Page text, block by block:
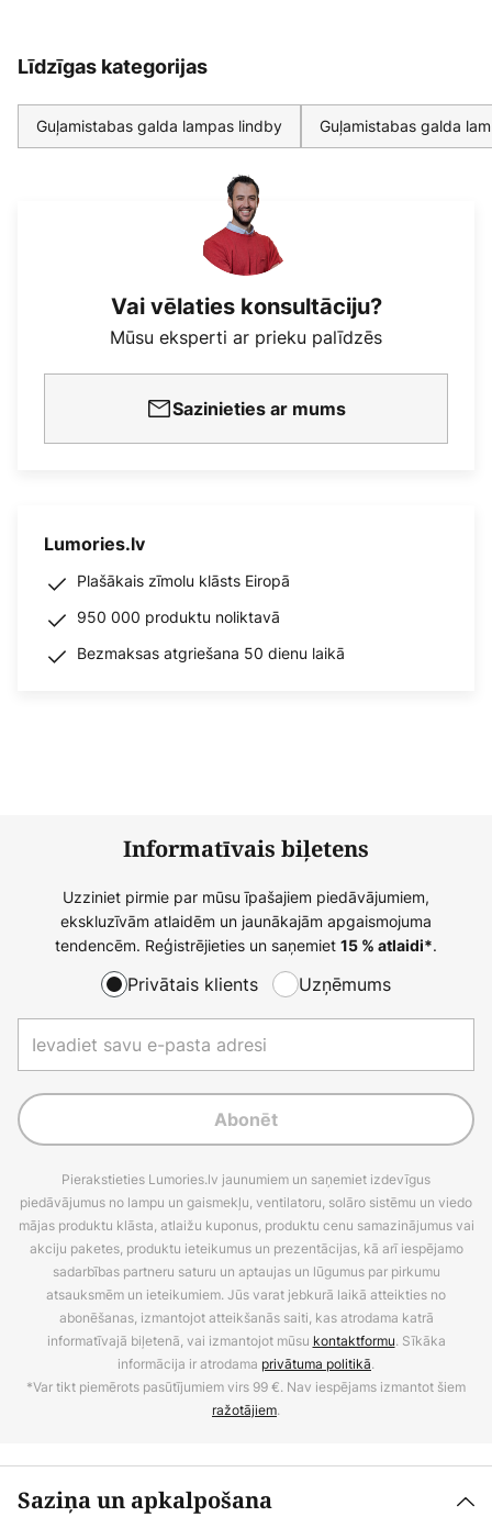
Līdzīgas kategorijas
Guļamistabas galda lampas lindby Guļamistabas galda
Vai vēlaties konsultāciju?
Mūsu eksperti ar prieku palīdzēs
Sazinieties ar mums
Lumories.lv
Plašākais zīmolu klāsts Eiropā
950 000 produktu noliktavā
Bezmaksas atgriešana 50 dienu laikā
Informatīvais biļetens
Uzziniet pirmie par mūsu īpašajiem piedāvājumiem,
ekskluzīvām atlaidēm un jaunākajām apgaismojuma
tendencēm. Reģistrējieties un saņemiet 15 % atlaidi*.
Privātais klients Uzņēmums
Abonēt
Pierakstieties Lumories.lv jaunumiem un saņemiet izdevīgus
piedāvājumus no lampu un gaismekļu, ventilatoru, solāro sistēmu un viedo
mājas produktu klāsta, atlaižu kuponus, produktu cenu samazinājumus vai
akciju paketes, produktu ieteikumus un prezentācijas, kā arī iespējamo
sadarbības partneru saturu un aptaujas un lūgumus par pirkumu
atsauksmēm un ieteikumiem. Jūs varat jebkurā laikā atteikties no
abonēšanas, izmantojot atteikšanās saiti, kas atrodama katrā
informatīvajā biļetenā, vai izmantojot mūsu kontaktformu. Sīkāka
informācija ir atrodama privātuma politikā.
*Var tikt piemērots pasūtījumiem virs 99 €. Nav iespējams izmantot šiem
ražotājiem.
Saziņa un apkalpošana